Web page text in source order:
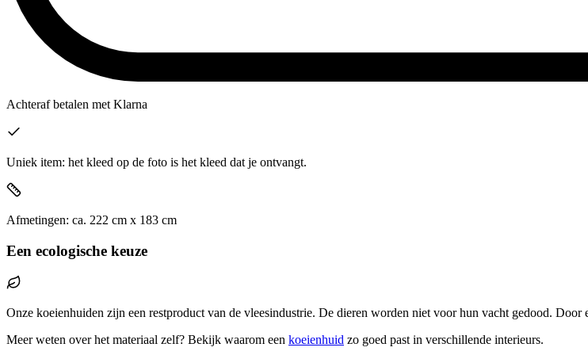
Achteraf betalen met Klarna
Uniek item: het kleed op de foto is het kleed dat je ontvangt.
Afmetingen: ca. 222 cm x 183 cm
Een ecologische keuze
Onze koeienhuiden zijn een restproduct van de vleesindustrie. De dieren worden niet voor hun vacht gedood.
Meer weten over het materiaal zelf? Bekijk waarom een koeienhuid zo goed past in verschillende interieurs.